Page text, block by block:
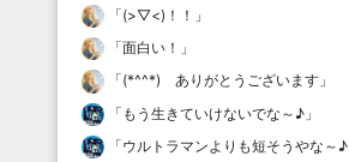
「(>▽<)！！ 」
「面白い！ 」
「(*^^*) ありがとうございます 」
「 もう生きていけないでな～♪ 」
「ウルトラマンよりも短そうやな～♪